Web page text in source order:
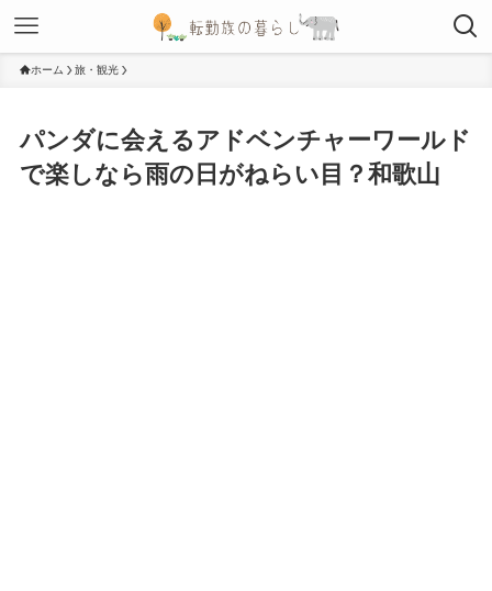
ホーム 旅・観光
パンダに会えるアドベンチャーワールド
で楽しなら雨の日がねらい目？和歌山